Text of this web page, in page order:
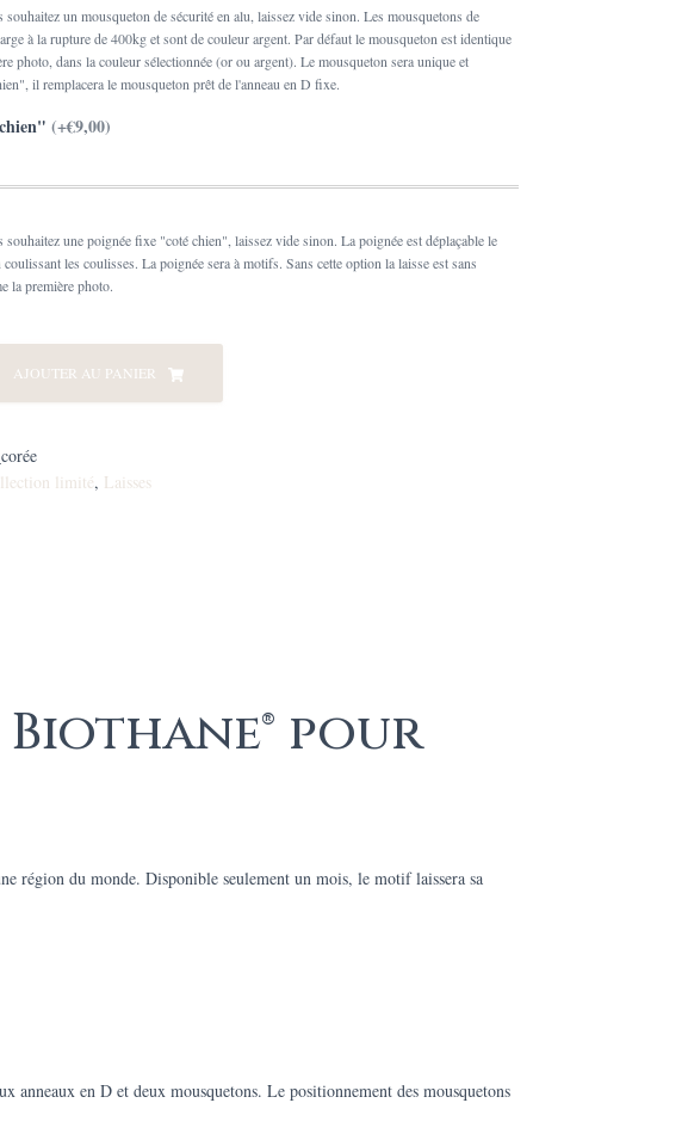
un mousqueton de sécurité en alu, laissez vide sinon. Les mousquetons de
à la rupture de 400kg et sont de couleur argent. Par défaut le mousqueton est identique
photo, dans la couleur sélectionnée (or ou argent). Le mousqueton sera unique et
il remplacera le mousqueton prêt de l'anneau en D fixe.
(+€9,00)
une poignée fixe "coté chien", laissez vide sinon. La poignée est déplaçable le
les coulisses. La poignée sera à motifs. Sans cette option la laisse est sans
la première photo.
AJOUTER AU PANIER
limité, Laisses
pour
région du monde. Disponible seulement un mois, le motif laissera sa
anneaux en D et deux mousquetons. Le positionnement des mousquetons